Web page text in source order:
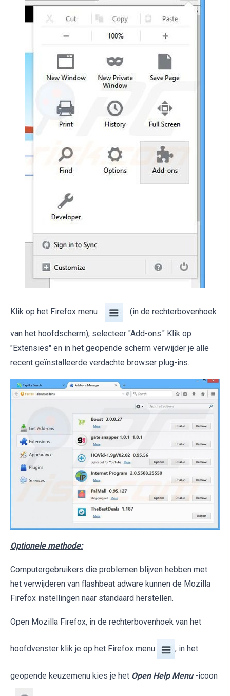
Klik op het Firefox menu (in de rechterbovenhoek
van het hoofdscherm), selecteer "Add-ons." Klik op
"Extensies" en in het geopende scherm verwijder je alle
recent geïnstalleerde verdachte browser plug-ins.
Optionele methode:
Computergebruikers die problemen blijven hebben met
het verwijderen van flashbeat adware kunnen de Mozilla
Firefox instellingen naar standaard herstellen.
Open Mozilla Firefox, in de rechterbovenhoek van het
hoofdvenster klik je op het Firefox menu , in het
geopende keuzemenu kies je het Open Help Menu -icoon